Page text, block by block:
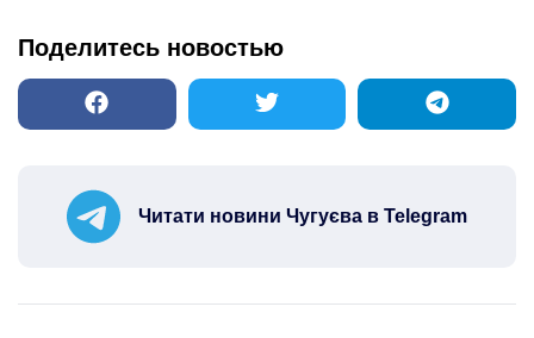
Поделитесь новостью
Читати новини Чугуєва в Telegram